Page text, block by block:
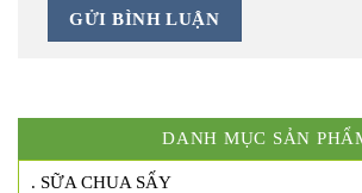
DANH MỤC SẢN
. SỮA CHUA SẤY